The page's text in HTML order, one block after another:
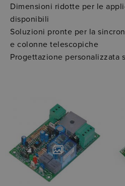
Dimensioni ridotte per le
disponibili
Soluzioni pronte per la
e colonne telescopiche
Progettazione personalizzata